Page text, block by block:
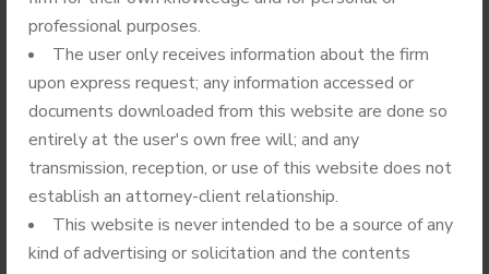
professional purposes.
The user only receives information about the firm
upon express request; any information accessed or
documents downloaded from this website are done so
entirely at the user's own free will; and any
transmission, reception, or use of this website does not
establish an attorney-client relationship.
This website is never intended to be a source of any
kind of advertising or solicitation and the contents
BYADMIN
SEPTEMBER 21, 2024
NO COMMENTS
CASINO
Página Não Encontrada Asociacion De Educação Elizabeth
Humanidades”